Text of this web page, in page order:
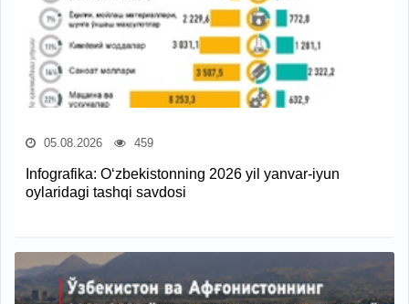
05.08.2026 459
Infografika: O‘zbekistonning 2026 yil yanvar-iyun
oylaridagi tashqi savdosi